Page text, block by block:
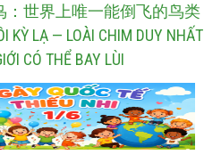
：世界上唯一能倒飞的鸟类
KỲ LẠ — LOÀI CHIM DUY NHẤT
CÓ THỂ BAY LÙI